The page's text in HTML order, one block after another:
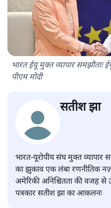
भारत ईयू मुक्त व्यापार समझौताः
पीएम मोदी
सतीश झा
भारत-यूरोपीय संघ मुक्त व्यापार
का झुकाव एक लंबा रणनीतिक
अमेरिकी अनिश्चितता की वजह से
पत्रकार सतीश झा का आकलनः